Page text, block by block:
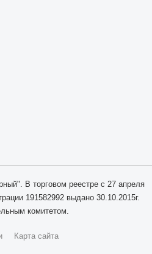
В торговом реестре с 27 апреля
191582992 выдано 30.10.2015г.
комитетом.
Карта сайта